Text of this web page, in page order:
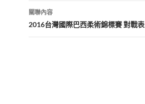
文
章
關聯內容
2016台灣國際巴西柔術錦標賽 對戰表